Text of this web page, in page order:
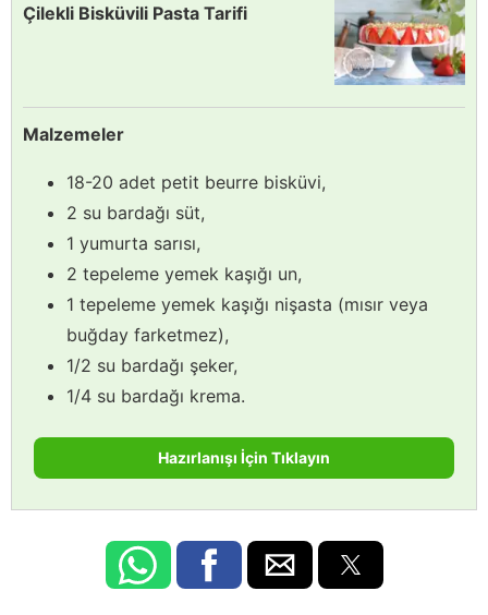
Çilekli Bisküvili Pasta Tarifi
Malzemeler
18-20 adet petit beurre bisküvi,
2 su bardağı süt,
1 yumurta sarısı,
2 tepeleme yemek kaşığı un,
1 tepeleme yemek kaşığı nişasta (mısır veya
buğday farketmez),
1/2 su bardağı şeker,
1/4 su bardağı krema.
Hazırlanışı İçin Tıklayın